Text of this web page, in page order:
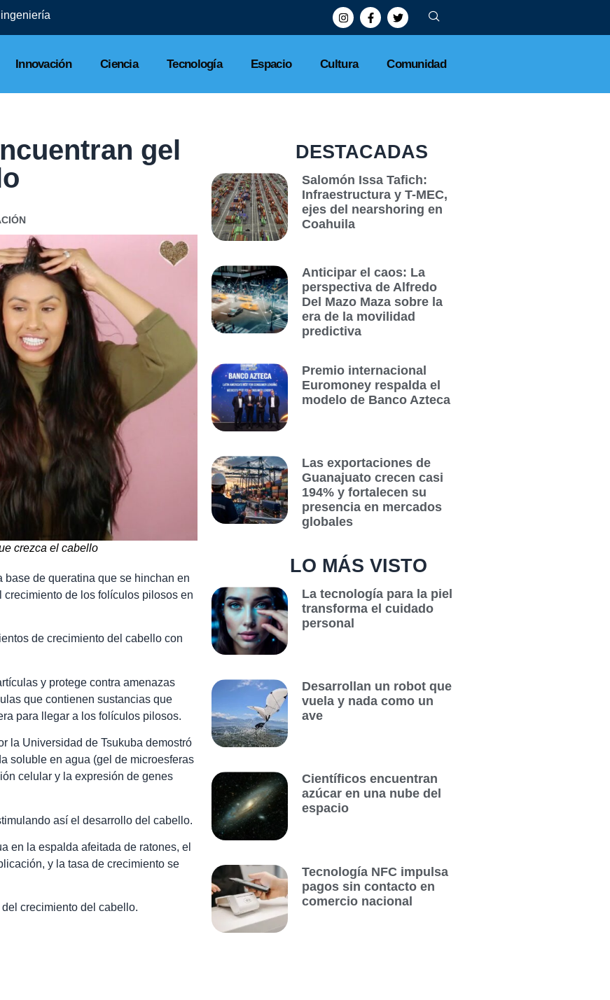
Innovación Ciencia Tecnología Espacio Cultura Comunidad
gel
crezca el cabello
base de queratina que se hinchan en
de los folículos pilosos en
de crecimiento del cabello con
y protege contra amenazas
que contienen sustancias que
para llegar a los folículos pilosos.
la Universidad de Tsukuba demostró
soluble en agua (gel de microesferas
celular y la expresión de genes
así el desarrollo del cabello.
en la espalda afeitada de ratones, el
y la tasa de crecimiento se
crecimiento del cabello.
DESTACADAS
Salomón Issa Tafich:
Infraestructura y T-MEC,
ejes del nearshoring en
Coahuila
Anticipar el caos: La
perspectiva de Alfredo
Del Mazo Maza sobre la
era de la movilidad
predictiva
Premio internacional
Euromoney respalda el
modelo de Banco Azteca
Las exportaciones de
Guanajuato crecen casi
194% y fortalecen su
presencia en mercados
globales
LO MÁS VISTO
La tecnología para la piel
transforma el cuidado
personal
Desarrollan un robot que
vuela y nada como un
ave
Científicos encuentran
azúcar en una nube del
espacio
Tecnología NFC impulsa
pagos sin contacto en
comercio nacional